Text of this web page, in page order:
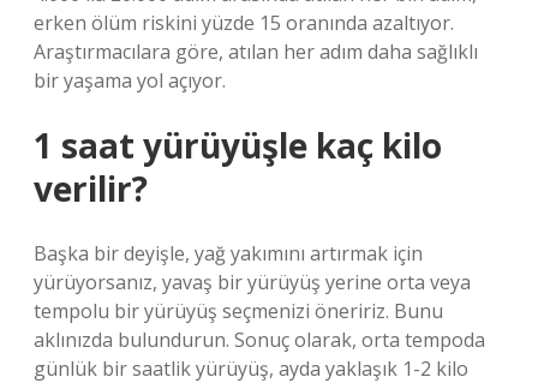
erken ölüm riskini yüzde 15 oranında azaltıyor.
Araştırmacılara göre, atılan her adım daha sağlıklı
bir yaşama yol açıyor.
1 saat yürüyüşle kaç kilo
verilir?
Başka bir deyişle, yağ yakımını artırmak için
yürüyorsanız, yavaş bir yürüyüş yerine orta veya
tempolu bir yürüyüş seçmenizi öneririz. Bunu
aklınızda bulundurun. Sonuç olarak, orta tempoda
günlük bir saatlik yürüyüş, ayda yaklaşık 1-2 kilo